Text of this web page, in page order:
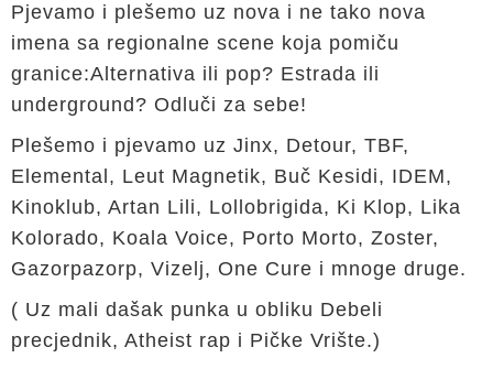
Pjevamo i plešemo uz nova i ne tako nova
imena sa regionalne scene koja pomiču
granice:Alternativa ili pop? Estrada ili
underground? Odluči za sebe!
Plešemo i pjevamo uz Jinx, Detour, TBF,
Elemental, Leut Magnetik, Buč Kesidi, IDEM,
Kinoklub, Artan Lili, Lollobrigida, Ki Klop, Lika
Kolorado, Koala Voice, Porto Morto, Zoster,
Gazorpazorp, Vizelj, One Cure i mnoge druge.
( Uz mali dašak punka u obliku Debeli
precjednik, Atheist rap i Pičke Vrište.)